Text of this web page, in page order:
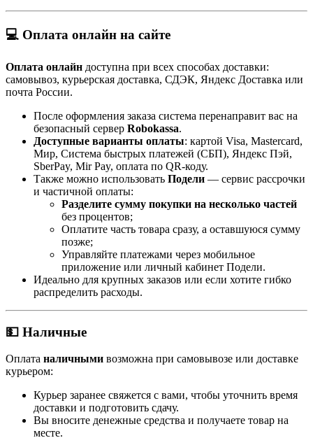
💻 Оплата онлайн на сайте
Оплата онлайн доступна при всех способах доставки:
самовывоз, курьерская доставка, СДЭК, Яндекс Доставка или
почта России.
После оформления заказа система перенаправит вас на
безопасный сервер Robokassa.
Доступные варианты оплаты: картой Visa, Mastercard,
Мир, Система быстрых платежей (СБП), Яндекс Пэй,
SberPay, Mir Pay, оплата по QR-коду.
Также можно использовать Подели — сервис рассрочки
и частичной оплаты:
Разделите сумму покупки на несколько частей
без процентов;
Оплатите часть товара сразу, а оставшуюся сумму
позже;
Управляйте платежами через мобильное
приложение или личный кабинет Подели.
Идеально для крупных заказов или если хотите гибко
распределить расходы.
💵 Наличные
Оплата наличными возможна при самовывозе или доставке
курьером:
Курьер заранее свяжется с вами, чтобы уточнить время
доставки и подготовить сдачу.
Вы вносите денежные средства и получаете товар на
месте.